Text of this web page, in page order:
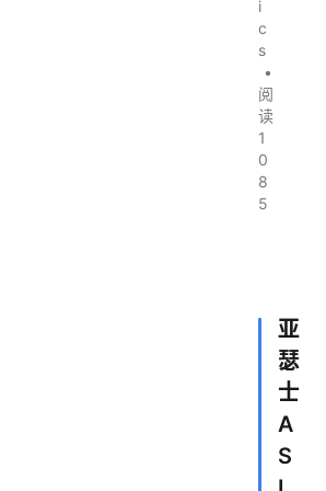
i
c
s
•
阅
读
1
0
8
5
亚
瑟
士
A
S